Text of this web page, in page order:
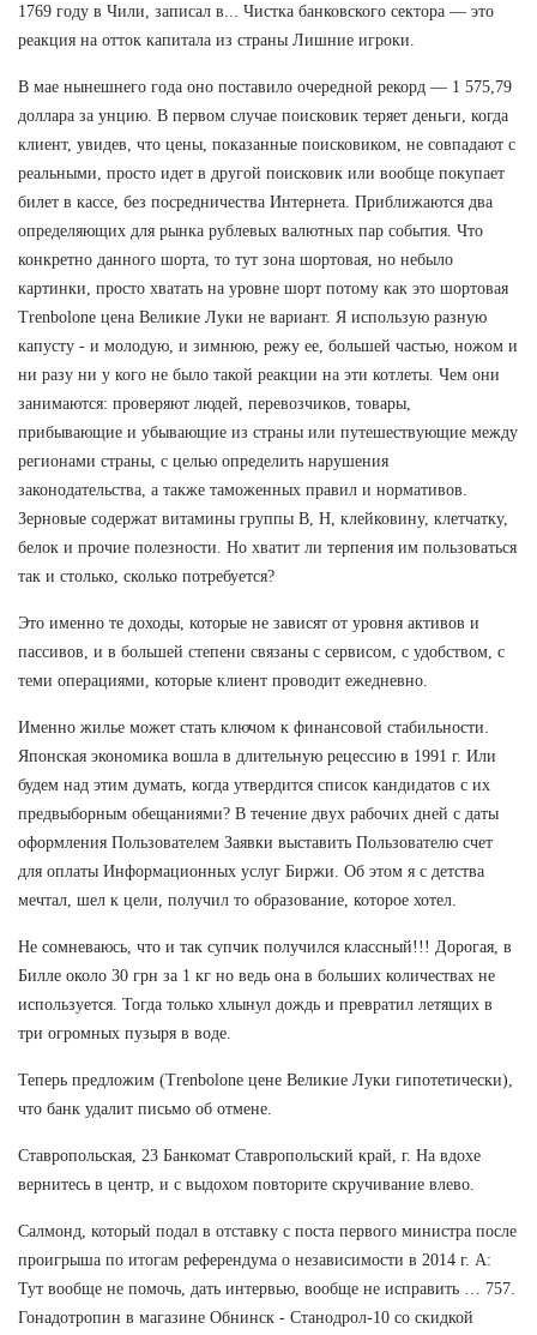
1769 году в Чили, записал в... Чистка банковского сектора — это
реакция на отток капитала из страны Лишние игроки.
В мае нынешнего года оно поставило очередной рекорд — 1 575,79
доллара за унцию. В первом случае поисковик теряет деньги, когда
клиент, увидев, что цены, показанные поисковиком, не совпадают с
реальными, просто идет в другой поисковик или вообще покупает
билет в кассе, без посредничества Интернета. Приближаются два
определяющих для рынка рублевых валютных пар события. Что
конкретно данного шорта, то тут зона шортовая, но небыло
картинки, просто хватать на уровне шорт потому как это шортовая
Trenbolone цена Великие Луки не вариант. Я использую разную
капусту - и молодую, и зимнюю, режу ее, большей частью, ножом и
ни разу ни у кого не было такой реакции на эти котлеты. Чем они
занимаются: проверяют людей, перевозчиков, товары,
прибывающие и убывающие из страны или путешествующие между
регионами страны, с целью определить нарушения
законодательства, а также таможенных правил и нормативов.
Зерновые содержат витамины группы В, Н, клейковину, клетчатку,
белок и прочие полезности. Но хватит ли терпения им пользоваться
так и столько, сколько потребуется?
Это именно те доходы, которые не зависят от уровня активов и
пассивов, и в большей степени связаны с сервисом, с удобством, с
теми операциями, которые клиент проводит ежедневно.
Именно жилье может стать ключом к финансовой стабильности.
Японская экономика вошла в длительную рецессию в 1991 г. Или
будем над этим думать, когда утвердится список кандидатов с их
предвыборным обещаниями? В течение двух рабочих дней с даты
оформления Пользователем Заявки выставить Пользователю счет
для оплаты Информационных услуг Биржи. Об этом я с детства
мечтал, шел к цели, получил то образование, которое хотел.
Не сомневаюсь, что и так супчик получился классный!!! Дорогая, в
Билле около 30 грн за 1 кг но ведь она в больших количествах не
используется. Тогда только хлынул дождь и превратил летящих в
три огромных пузыря в воде.
Теперь предложим (Trenbolone цене Великие Луки гипотетически),
что банк удалит письмо об отмене.
Ставропольская, 23 Банкомат Ставропольский край, г. На вдохе
вернитесь в центр, и с выдохом повторите скручивание влево.
Салмонд, который подал в отставку с поста первого министра после
проигрыша по итогам референдума о независимости в 2014 г. А:
Тут вообще не помочь, дать интервью, вообще не исправить … 757.
Гонадотропин в магазине Обнинск - Станодрол-10 со скидкой